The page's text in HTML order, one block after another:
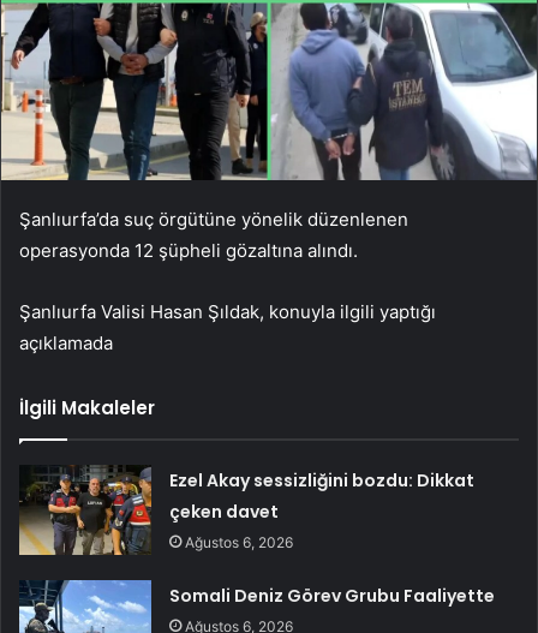
Şanlıurfa’da suç örgütüne yönelik düzenlenen
operasyonda 12 şüpheli gözaltına alındı.
Şanlıurfa Valisi Hasan Şıldak, konuyla ilgili yaptığı
açıklamada
İlgili Makaleler
Ezel Akay sessizliğini bozdu: Dikkat
çeken davet
Ağustos 6, 2026
Somali Deniz Görev Grubu Faaliyette
Ağustos 6, 2026